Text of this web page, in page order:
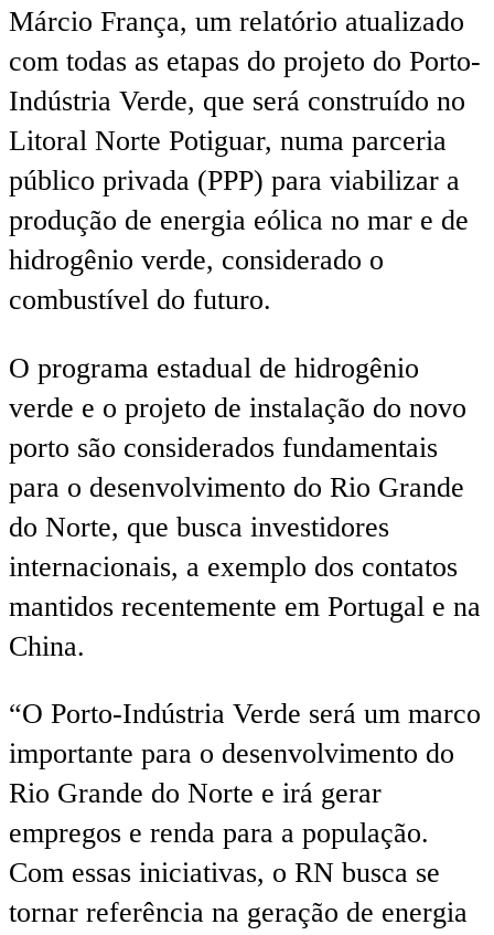
Márcio França, um relatório atualizado
com todas as etapas do projeto do Porto-
Indústria Verde, que será construído no
Litoral Norte Potiguar, numa parceria
público privada (PPP) para viabilizar a
produção de energia eólica no mar e de
hidrogênio verde, considerado o
combustível do futuro.
O programa estadual de hidrogênio
verde e o projeto de instalação do novo
porto são considerados fundamentais
para o desenvolvimento do Rio Grande
do Norte, que busca investidores
internacionais, a exemplo dos contatos
mantidos recentemente em Portugal e na
China.
“O Porto-Indústria Verde será um marco
importante para o desenvolvimento do
Rio Grande do Norte e irá gerar
empregos e renda para a população.
Com essas iniciativas, o RN busca se
tornar referência na geração de energia